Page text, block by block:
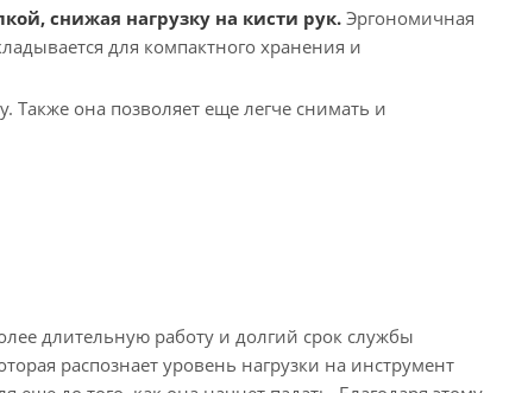
снижая нагрузку на кисти рук. Эргономичная
для компактного хранения и
она позволяет еще легче снимать и
длительную работу и долгий срок службы
распознает уровень нагрузки на инструмент